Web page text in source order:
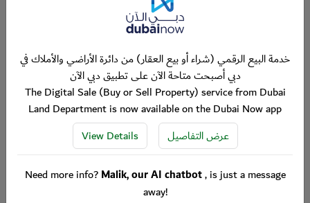
خدمة البيع الرقمي (شراء أو بيع العقار) من دائرة الأراضي والأملاك في
دبي أصبحت متاحة الآن على تطبيق دبي الآن
The Digital Sale (Buy or Sell Property) service from Dubai
Land Department is now available on the Dubai Now app
View Details
عرض التفاصيل
Need more info?Malik, our AI chatbot, is just a message
away!